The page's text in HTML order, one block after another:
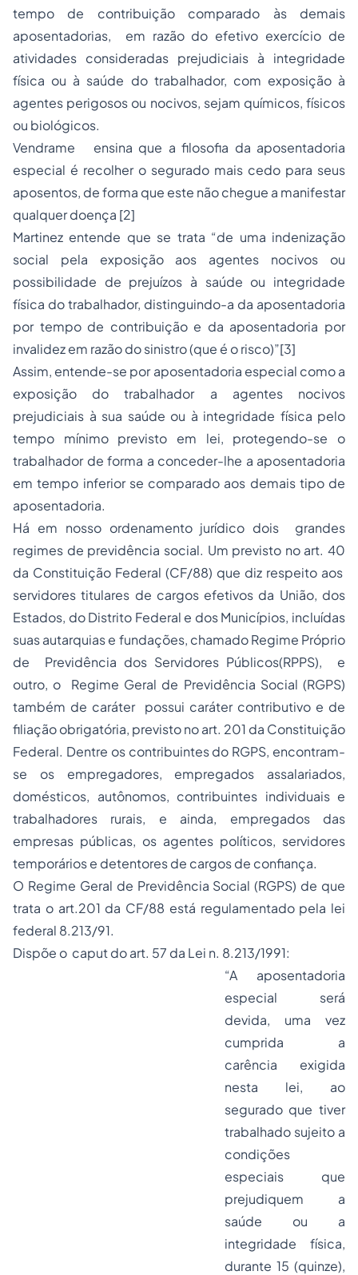
tempo de contribuição comparado às demais
aposentadorias, em razão do efetivo exercício de
atividades consideradas prejudiciais à integridade
física ou à saúde do trabalhador, com exposição à
agentes perigosos ou nocivos, sejam químicos, físicos
ou biológicos.
Vendrame ensina que a filosofia da aposentadoria
especial é recolher o segurado mais cedo para seus
aposentos, de forma que este não chegue a manifestar
qualquer doença [2]
Martinez entende que se trata “de uma indenização
social pela exposição aos agentes nocivos ou
possibilidade de prejuízos à saúde ou integridade
física do trabalhador, distinguindo-a da aposentadoria
por tempo de contribuição e da aposentadoria por
invalidez em razão do sinistro (que é o risco)”[3]
Assim, entende-se por aposentadoria especial como a
exposição do trabalhador a agentes nocivos
prejudiciais à sua saúde ou à integridade física pelo
tempo mínimo previsto em lei, protegendo-se o
trabalhador de forma a conceder-lhe a aposentadoria
em tempo inferior se comparado aos demais tipo de
aposentadoria.
Há em nosso ordenamento jurídico dois grandes
regimes de previdência social. Um previsto no art. 40
da Constituição Federal (CF/88) que diz respeito aos
servidores titulares de cargos efetivos da União, dos
Estados, do Distrito Federal e dos Municípios, incluídas
suas autarquias e fundações, chamado Regime Próprio
de Previdência dos Servidores Públicos(RPPS), e
outro, o Regime Geral de Previdência Social (RGPS)
também de caráter possui caráter contributivo e de
filiação obrigatória, previsto no art. 201 da Constituição
Federal. Dentre os contribuintes do RGPS, encontram-
se os empregadores, empregados assalariados,
domésticos, autônomos, contribuintes individuais e
trabalhadores rurais, e ainda, empregados das
empresas públicas, os agentes políticos, servidores
temporários e detentores de cargos de confiança.
O Regime Geral de Previdência Social (RGPS) de que
trata o art.201 da CF/88 está regulamentado pela lei
federal 8.213/91.
Dispõe o caputdo art. 57 da Lei n. 8.213/1991:
“A aposentadoria
especial será
devida, uma vez
cumprida a
carência exigida
nesta lei, ao
segurado que tiver
trabalhado sujeito a
condições
especiais que
prejudiquem a
saúde ou a
integridade física,
durante 15 (quinze),